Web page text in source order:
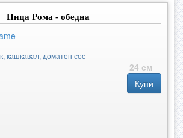
Пица Рома - обедна
кашкавал, доматен сос
24 см
Купи